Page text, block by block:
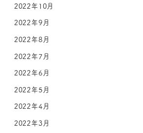
2022年10月
2022年9月
2022年8月
2022年7月
2022年6月
2022年5月
2022年4月
2022年3月